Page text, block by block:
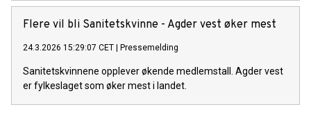
generalsekretær Kari Helene Partapuoli.
Flere vil bli Sanitetskvinne - Agder vest øker mest
24.3.2026 15:29:07 CET Pressemelding
Sanitetskvinnene opplever økende medlemstall. Agder vest
er fylkeslaget som øker mest i landet.